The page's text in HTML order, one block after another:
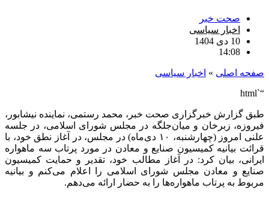
صحت خبر
اخبار سیاسی
10 دی 1404
14:08
صفحه اصلی » اخبار سیاسی
“`html
طبق گزارش خبرگزاری صحت خبر، محمد رستمی، نماینده نیشابور،
فیروزه، زبرخان و میان‌جلگه در مجلس شورای اسلامی، در جلسه
علنی امروز (چهارشنبه، ۱۰ دی‌ماه) در مجلس، در آغاز نطق خود، با
قرائت بیانیه کمیسیون صنایع و معادن در مورد پرتاب سه ماهواره
ایرانی، بیان کرد: در آغاز مطالب خود، تقدیر و حمایت کمیسیون
صنایع و معادن مجلس شورای اسلامی را اعلام می‌کنم و بیانیه
مربوط به پرتاب ماهواره‌ها را به حضار ارائه می‌دهم.